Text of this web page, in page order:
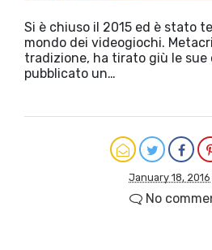
Si è chiuso il 2015 ed è stato
mondo dei videogiochi.
tradizione, ha tirato giù le sue
pubblicato un…
January 18, 2016
No